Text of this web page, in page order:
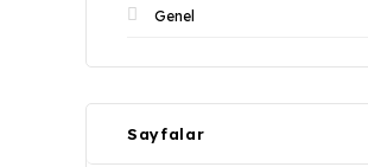
Genel
Sayfalar